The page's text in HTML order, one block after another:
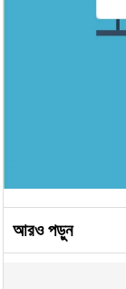
আরও পড়ুন